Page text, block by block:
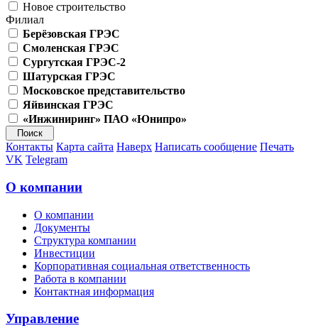
Новое строительство
Филиал
Берёзовская ГРЭС
Смоленская ГРЭС
Сургутская ГРЭС-2
Шатурская ГРЭС
Московское представительство
Яйвинская ГРЭС
«Инжиниринг» ПАО «Юнипро»
Контакты Карта сайта Наверх Написать сообщение Печать
VK Telegram
О компании
О компании
Документы
Структура компании
Инвестиции
Корпоративная социальная ответственность
Работа в компании
Контактная информация
Управление